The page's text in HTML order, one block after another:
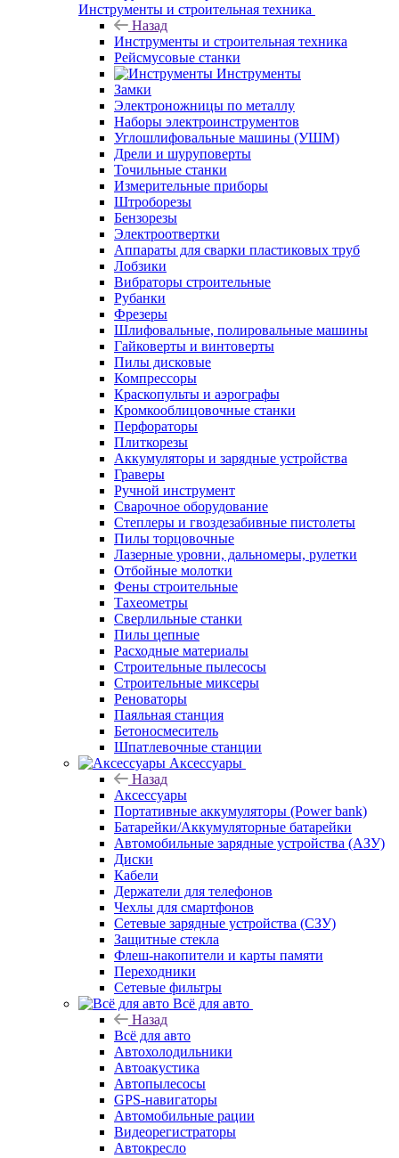
Инструменты и строительная техника
Назад
Инструменты и строительная техника
Рейсмусовые станки
Инструменты
Замки
Электроножницы по металлу
Наборы электроинструментов
Углошлифовальные машины (УШМ)
Дрели и шуруповерты
Точильные станки
Измерительные приборы
Штроборезы
Бензорезы
Электроотвертки
Аппараты для сварки пластиковых труб
Лобзики
Вибраторы строительные
Рубанки
Фрезеры
Шлифовальные, полировальные машины
Гайковерты и винтоверты
Пилы дисковые
Компрессоры
Краскопульты и аэрографы
Кромкооблицовочные станки
Перфораторы
Плиткорезы
Аккумуляторы и зарядные устройства
Граверы
Ручной инструмент
Сварочное оборудование
Степлеры и гвоздезабивные пистолеты
Пилы торцовочные
Лазерные уровни, дальномеры, рулетки
Отбойные молотки
Фены строительные
Тахеометры
Сверлильные станки
Пилы цепные
Расходные материалы
Строительные пылесосы
Строительные миксеры
Реноваторы
Паяльная станция
Бетоносмеситель
Шпатлевочные станции
Аксессуары
Назад
Аксессуары
Портативные аккумуляторы (Power bank)
Батарейки/Аккумуляторные батарейки
Автомобильные зарядные устройства (АЗУ)
Диски
Кабели
Держатели для телефонов
Чехлы для смартфонов
Сетевые зарядные устройства (СЗУ)
Защитные стекла
Флеш-накопители и карты памяти
Переходники
Сетевые фильтры
Всё для авто
Назад
Всё для авто
Автохолодильники
Автоакустика
Автопылесосы
GPS-навигаторы
Автомобильные рации
Видеорегистраторы
Автокресло